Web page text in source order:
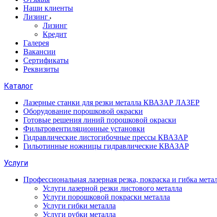
Наши клиенты
Лизинг
Лизинг
Кредит
Галерея
Вакансии
Сертификаты
Реквизиты
Каталог
Лазерные станки для резки металла КВАЗАР ЛАЗЕР
Оборудование порошковой окраски
Готовые решения линий порошковой окраски
Фильтровентиляционные установки
Гидравлические листогибочные прессы КВАЗАР
Гильотинные ножницы гидравлические КВАЗАР
Услуги
Профессиональная лазерная резка, покраска и гибка
Услуги лазерной резки листового металла
Услуги порошковой покраски металла
Услуги гибки металла
Услуги рубки металла